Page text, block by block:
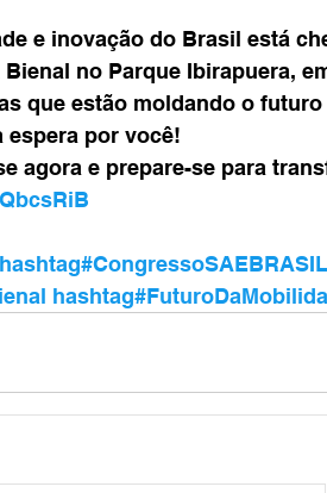
e inovação do Brasil está
no Parque Ibirapuera,
que estão moldando o
espera por você!
agora e prepare-se para
hashtag#CongressoSAEBRASIL